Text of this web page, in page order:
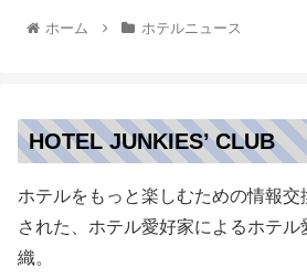
ホーム ホテルニュース
HOTEL JUNKIES’ CLUB
ホテルをもっと楽しむための情報
された、ホテル愛好家によるホテル
織。